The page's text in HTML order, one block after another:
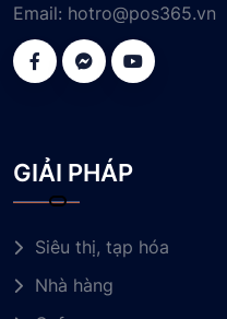
Email: hotro@pos365.vn
GIẢI PHÁP
Siêu thị, tạp hóa
Nhà hàng